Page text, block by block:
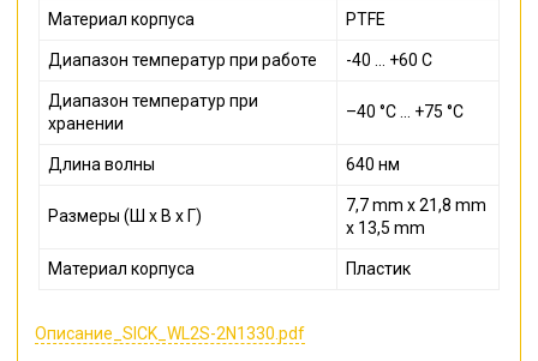
Материал корпуса PTFE
Диапазон температур при работе -40 ... +60 С
Диапазон температур при
хранении
–40 °C ... +75 °C
Длина волны 640 нм
Размеры (Ш x В x Г)
7,7 mm x 21,8 mm
x 13,5 mm
Материал корпуса Пластик
Описание_SICK_WL2S-2N1330.pdf